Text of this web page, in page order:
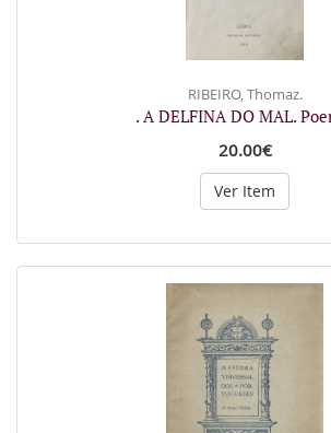
RIBEIRO, Thomaz.
. A DELFINA DO MAL.
20.00€
Ver Item